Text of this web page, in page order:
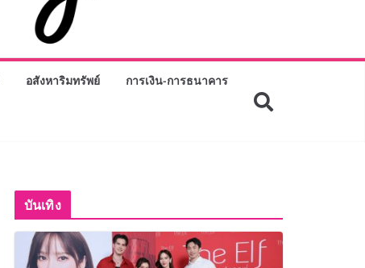
อสังหาริมทรัพย์ การเงิน-การธนาคาร
บันเทิง